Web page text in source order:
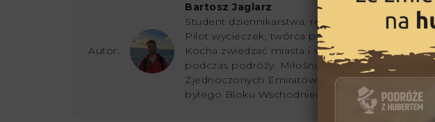
Autor:
Bartosz Jaglarz
Student dziennikarstwa, reportażysta i podróżnik.
Pilot wycieczek, twórca podcastów i copywritter.
Kocha zwiedzać miasta i szukać historii ludzi
podczas podróży. Miłośnik Wietnamu,
Zjednoczonych Emiratów Arabskich i państw
byłego Bloku Wschodniego.